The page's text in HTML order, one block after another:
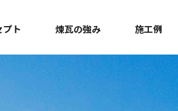
ト 煉瓦の強み 施工例